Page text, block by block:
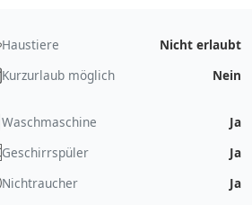
Haustiere
Nicht erlaubt
Kurzurlaub möglich
Nein
Waschmaschine
Ja
Geschirrspüler
Ja
Nichtraucher
Ja